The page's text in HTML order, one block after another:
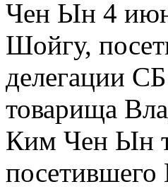
Чен Ын 4
Шойгу,
делегации
товарища
Ким Чен Ын